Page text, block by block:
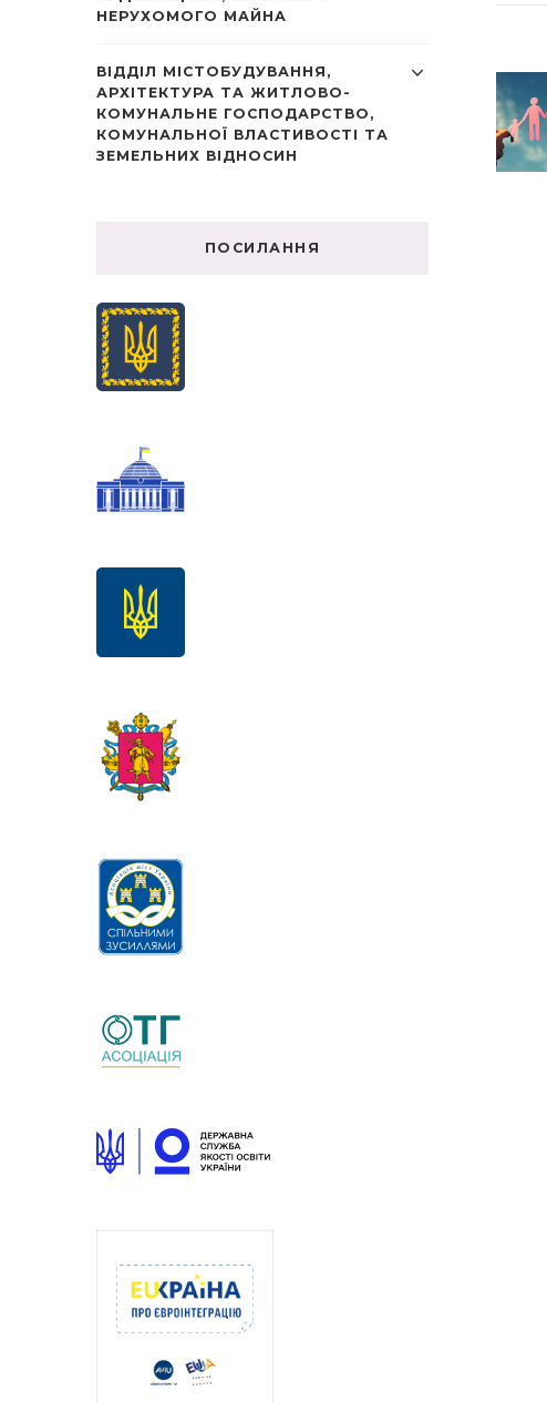
НЕРУХОМОГО МАЙНА
ВІДДІЛ МІСТОБУДУВАННЯ,
АРХІТЕКТУРА ТА ЖИТЛОВО-
КОМУНАЛЬНЕ ГОСПОДАРСТВО,
КОМУНАЛЬНОЇ ВЛАСТИВОСТІ ТА
ЗЕМЕЛЬНИХ ВІДНОСИН
ПОСИЛАННЯ